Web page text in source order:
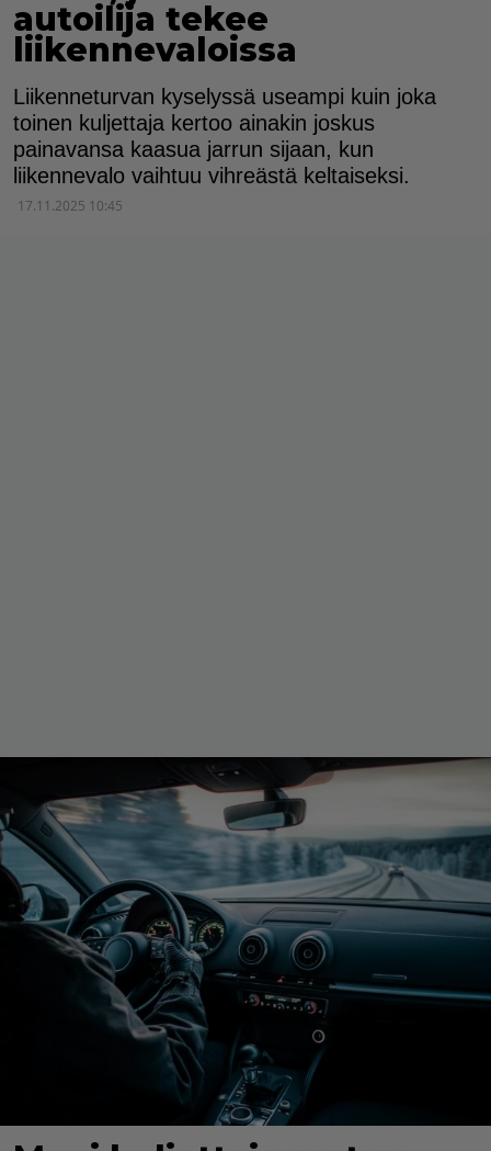
autoilija tekee
liikennevaloissa
Liikenneturvan kyselyssä useampi kuin joka
toinen kuljettaja kertoo ainakin joskus
painavansa kaasua jarrun sijaan, kun
liikennevalo vaihtuu vihreästä keltaiseksi.
17.11.2025 10:45